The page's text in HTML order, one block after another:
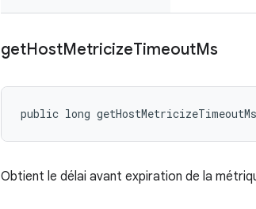
getHostMetricizeTimeoutMs
public long
Obtient le délai avant expiration de la